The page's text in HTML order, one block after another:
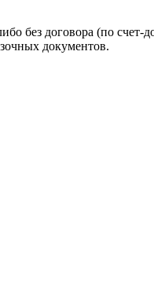
без договора (по счет-
документов.